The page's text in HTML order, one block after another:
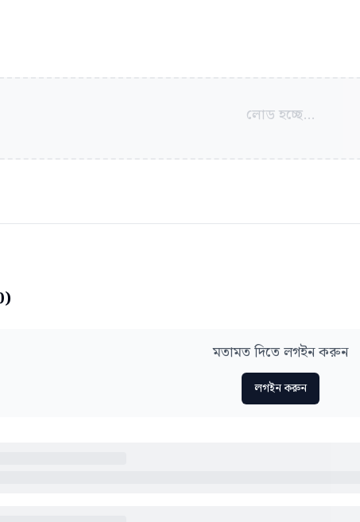
লোড হচ্ছে...
)
মতামত দিতে লগইন করুন
লগইন করুন